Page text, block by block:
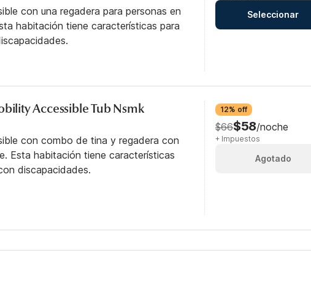
con una regadera para personas en
habitación tiene características para
Seleccionar
Accessible Tub Nsmk
con combo de tina y regadera con
Esta habitación tiene características
discapacidades.
12% off
$66$58/noche
+ Impuestos
Agotado